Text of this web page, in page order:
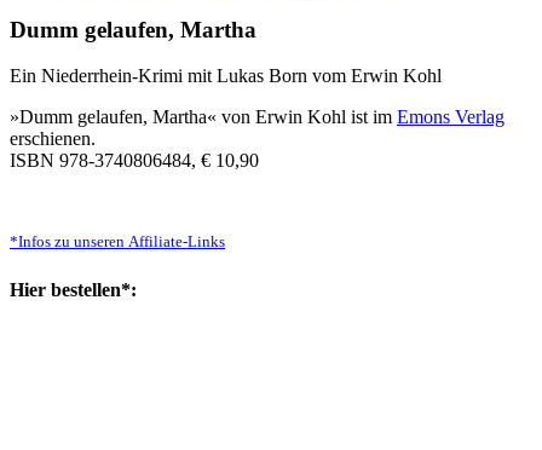
Dumm gelaufen, Martha
Ein Niederrhein-Krimi mit Lukas Born vom Erwin Kohl
»Dumm gelaufen, Martha« von Erwin Kohl ist im Emons Verlag
erschienen.
ISBN 978-3740806484, € 10,90
*Infos zu unseren Affiliate-Links
Hier bestellen*: